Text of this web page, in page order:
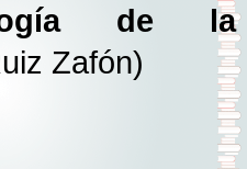
de la
Zafón)